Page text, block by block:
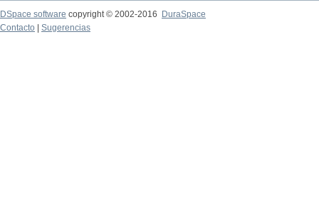
DSpace software copyright © 2002-2016
DuraSpace
Contacto
Sugerencias